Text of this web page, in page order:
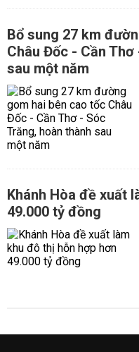
Bổ sung 27 km
Châu Đốc - Cần
sau một năm
Khánh Hòa đề xuất
49.000 tỷ đồng